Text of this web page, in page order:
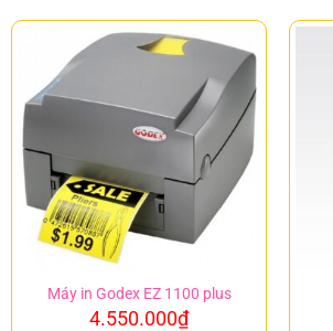
Máy in Godex EZ 1100 plus
4.550.000₫